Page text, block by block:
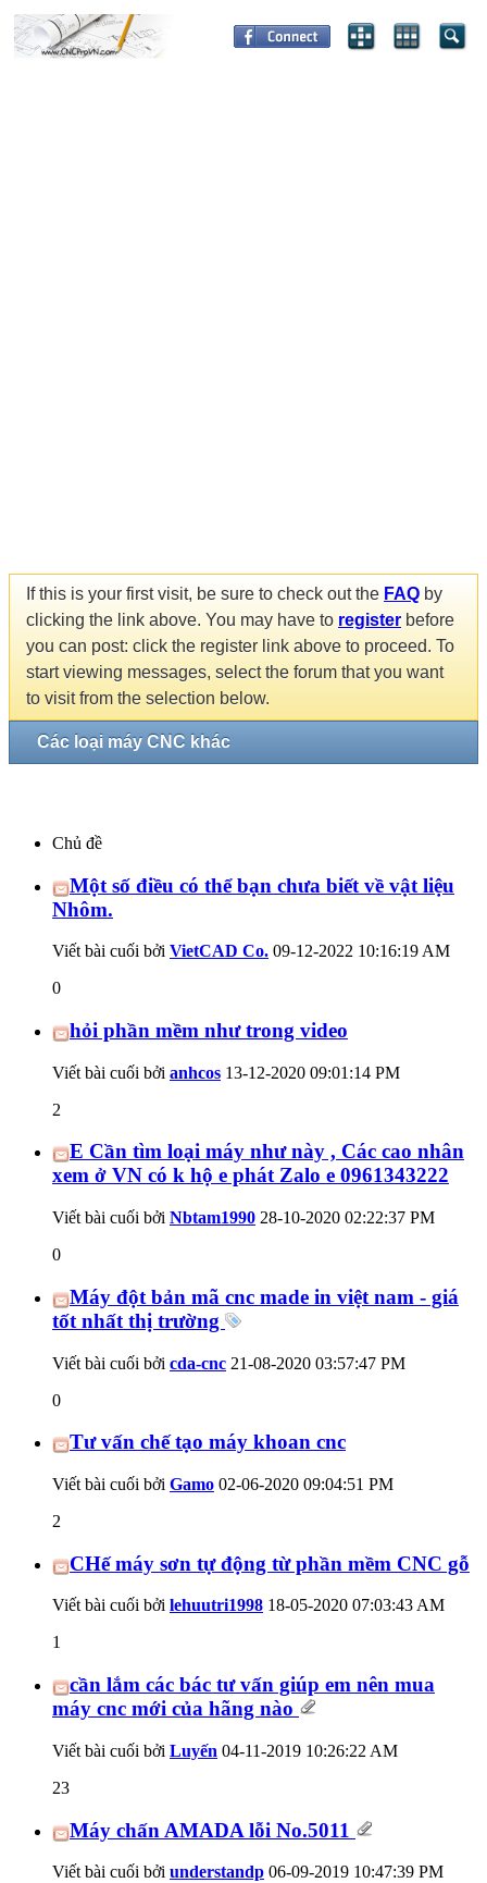
If this is your first visit, be sure to check out the FAQ by
clicking the link above. You may have to register before
you can post: click the register link above to proceed. To
start viewing messages, select the forum that you want
to visit from the selection below.
Các loại máy CNC khác
Chủ đề
Một số điều có thể bạn chưa biết về vật liệu
Nhôm.
Viết bài cuối bởi VietCAD Co. 09-12-2022 10:16:19 AM
0
hỏi phần mềm như trong video
Viết bài cuối bởi anhcos 13-12-2020 09:01:14 PM
2
E Cần tìm loại máy như này , Các cao nhân
xem ở VN có k hộ e phát Zalo e 0961343222
Viết bài cuối bởi Nbtam1990 28-10-2020 02:22:37 PM
0
Máy đột bản mã cnc made in việt nam - giá
tốt nhất thị trường
Viết bài cuối bởi cda-cnc 21-08-2020 03:57:47 PM
0
Tư vấn chế tạo máy khoan cnc
Viết bài cuối bởi Gamo 02-06-2020 09:04:51 PM
2
CHế máy sơn tự động từ phần mềm CNC gỗ
Viết bài cuối bởi lehuutri1998 18-05-2020 07:03:43 AM
1
cần lắm các bác tư vấn giúp em nên mua
máy cnc mới của hãng nào
Viết bài cuối bởi Luyến 04-11-2019 10:26:22 AM
23
Máy chấn AMADA lỗi No.5011
Viết bài cuối bởi understandp 06-09-2019 10:47:39 PM